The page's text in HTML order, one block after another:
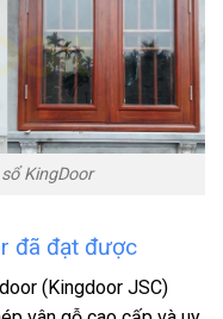
KingDoor
đã đạt được
(Kingdoor JSC)